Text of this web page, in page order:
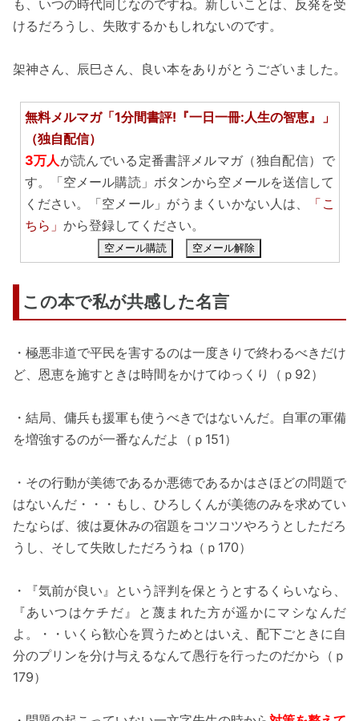
も、いつの時代同じなのですね。新しいことは、反発を受
けるだろうし、失敗するかもしれないのです。
架神さん、辰巳さん、良い本をありがとうございました。
無料メルマガ「1分間書評!『一日一冊:人生の智恵』」
（独自配信）
3万人 が読んでいる定番書評メルマガ（独自配信）で
す。「空メール購読」ボタンから空メールを送信して
ください。「空メール」がうまくいかない人は、
「こ
ちら」 から登録してください。
空メール購読 空メール解除
この本で私が共感した名言
・極悪非道で平民を害するのは一度きりで終わるべきだけ
ど、恩恵を施すときは時間をかけてゆっくり（ｐ92）
・結局、傭兵も援軍も使うべきではないんだ。自軍の軍備
を増強するのが一番なんだよ（ｐ151）
・その行動が美徳であるか悪徳であるかはさほどの問題で
はないんだ・・・もし、ひろしくんが美徳のみを求めてい
たならば、彼は夏休みの宿題をコツコツやろうとしただろ
うし、そして失敗しただろうね（ｐ170）
・『気前が良い』という評判を保とうとするくらいなら、
『あいつはケチだ』と蔑まれた方が遥かにマシなんだ
よ。・・いくら歓心を買うためとはいえ、配下ごときに自
分のプリンを分け与えるなんて愚行を行ったのだから（ｐ
179）